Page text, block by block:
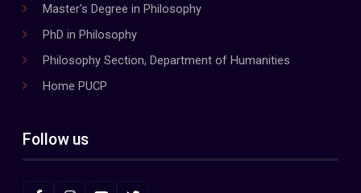
Master's Degree in Philosophy
PhD in Philosophy
Philosophy Section, Department of Humanities
Home PUCP
Follow us